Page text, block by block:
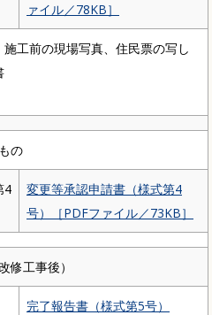
ァイル／78KB］
工前の現場写真、住民票の写し
の
4
変更等承認申請書（様式第4
号）［PDFファイル／73KB］
修工事後）
完了報告書（様式第5号）